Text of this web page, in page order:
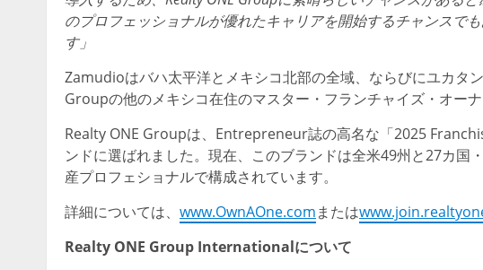
のプロフェッショナルが優れたキャリアを開始するチャンスで
す」
Zamudioはバハ太平洋とメキシコ北部の全域、ならびにユカタ
Groupの他のメキシコ在住のマスター・フランチャイズ・オーナ
Realty ONE Groupは、Entrepreneur誌の高名な「2025
ンドに選ばれました。現在、このブランドは全米49州と27カ国
産プロフェショナルで構成されています。
詳細については、 www.OwnAOne.comまたは
Realty ONE Group Internationalについて